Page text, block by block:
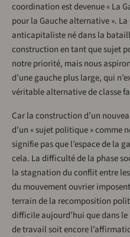
coordination est devenue « La
pour la Gauche alternative ».
anticapitaliste né dans la
construction en tant que sujet
notre priorité, mais nous
d’une gauche plus large, qui
véritable alternative de classe
Car la construction d’un
d’un « sujet politique » comme
signifie pas que l’espace de la
cela. La difficulté de la phase
la stagnation du conflit entre
du mouvement ouvrier
terrain de la recomposition
difficile aujourd’hui que dans le
de travail soit encore